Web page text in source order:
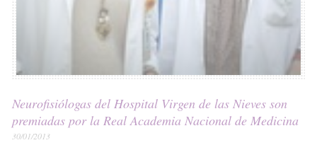
Neurofisiólogas del Hospital Virgen de las Nieves son
premiadas por la Real Academia Nacional de Medicina
30/01/2013